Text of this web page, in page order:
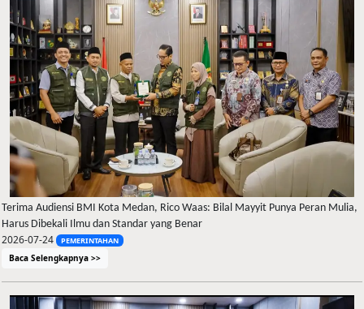
Terima Audiensi BMI Kota Medan, Rico Waas: Bilal Mayyit Punya Peran Mulia,
Harus Dibekali Ilmu dan Standar yang Benar
2026-07-24 PEMERINTAHAN
Baca Selengkapnya >>